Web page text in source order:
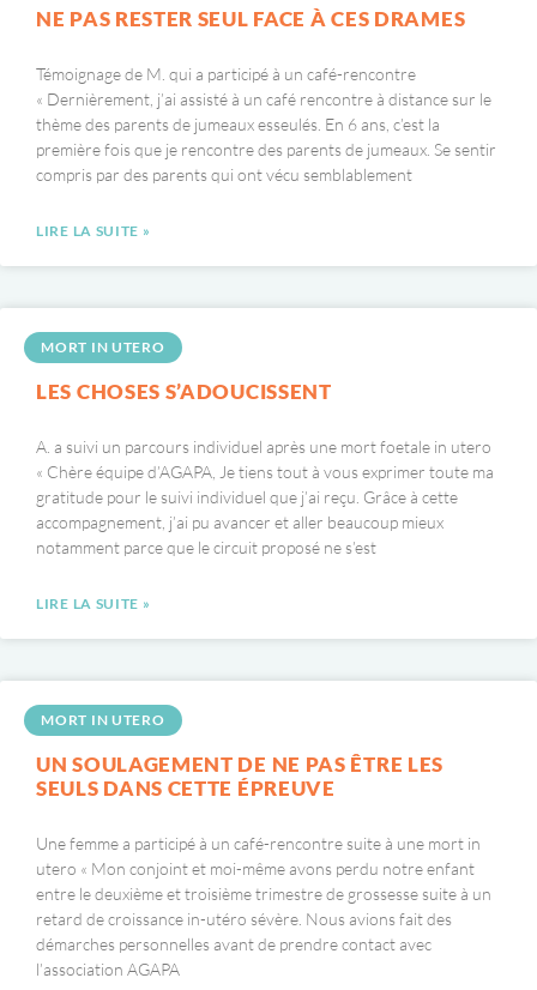
NE PAS RESTER SEUL FACE À CES DRAMES
Témoignage de M. qui a participé à un café-rencontre
« Dernièrement, j’ai assisté à un café rencontre à distance sur le
thème des parents de jumeaux esseulés. En 6 ans, c’est la
première fois que je rencontre des parents de jumeaux. Se sentir
compris par des parents qui ont vécu semblablement
LIRE LA SUITE »
MORT IN UTERO
LES CHOSES S’ADOUCISSENT
A. a suivi un parcours individuel après une mort foetale in utero
« Chère équipe d’AGAPA, Je tiens tout à vous exprimer toute ma
gratitude pour le suivi individuel que j’ai reçu. Grâce à cette
accompagnement, j’ai pu avancer et aller beaucoup mieux
notamment parce que le circuit proposé ne s’est
LIRE LA SUITE »
MORT IN UTERO
UN SOULAGEMENT DE NE PAS ÊTRE LES
SEULS DANS CETTE ÉPREUVE
Une femme a participé à un café-rencontre suite à une mort in
utero « Mon conjoint et moi-même avons perdu notre enfant
entre le deuxième et troisième trimestre de grossesse suite à un
retard de croissance in-utéro sévère. Nous avions fait des
démarches personnelles avant de prendre contact avec
l’association AGAPA